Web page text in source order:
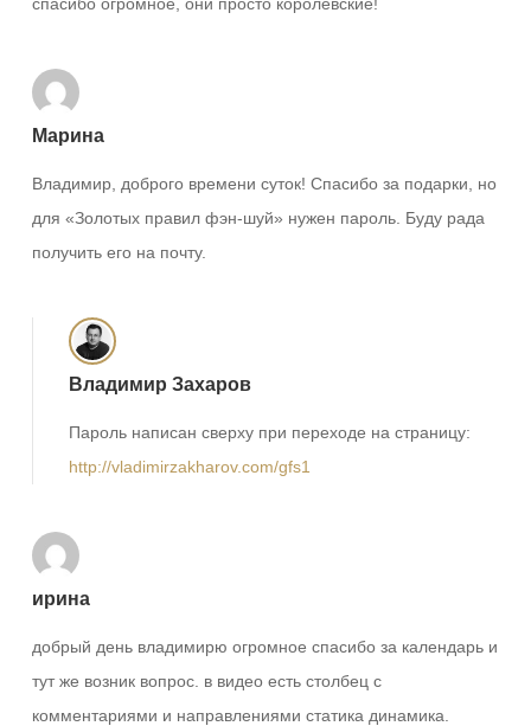
Марина
Владимир, доброго времени суток! Спасибо за подарки, но
для «Золотых правил фэн-шуй» нужен пароль. Буду рада
получить его на почту.
Владимир Захаров
Пароль написан сверху при переходе на страницу:
http://vladimirzakharov.com/gfs1
ирина
добрый день владимирю огромное спасибо за календарь и
тут же возник вопрос. в видео есть столбец с
комментариями и направлениями статика динамика.